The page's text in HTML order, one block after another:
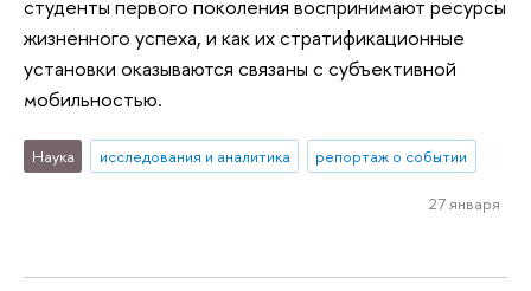
студенты первого поколения воспринимают ресурсы
жизненного успеха, и как их стратификационные
установки оказываются связаны с субъективной
мобильностью.
Наука исследования и аналитика репортаж о событии
27 января